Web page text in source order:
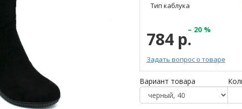
Тип каблука
784 р.– 20 %
Задать вопрос о товаре
Вариант товара